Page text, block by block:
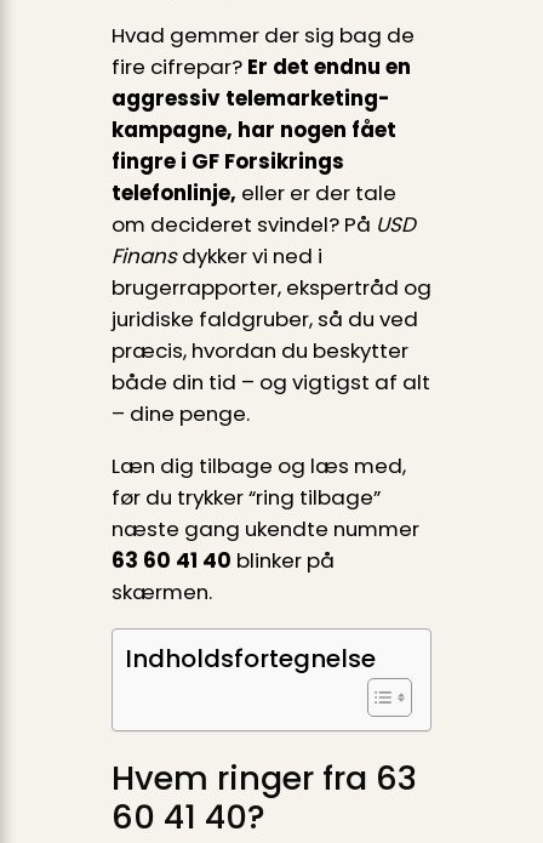
Hvad gemmer der sig bag de
fire cifrepar? Er det endnu en
aggressiv telemarketing­
kampagne, har nogen fået
fingre i GF Forsikrings
telefonlinje, eller er der tale
om decideret svindel? På USD
Finansdykker vi ned i
brugerrapporter, ekspertråd og
juridiske faldgruber, så du ved
præcis, hvordan du beskytter
både din tid – og vigtigst af alt
– dine penge.
Læn dig tilbage og læs med,
før du trykker “ring tilbage”
næste gang ukendte nummer
63 60 41 40 blinker på
skærmen.
Indholdsfortegnelse
Hvem ringer fra 63
60 41 40?